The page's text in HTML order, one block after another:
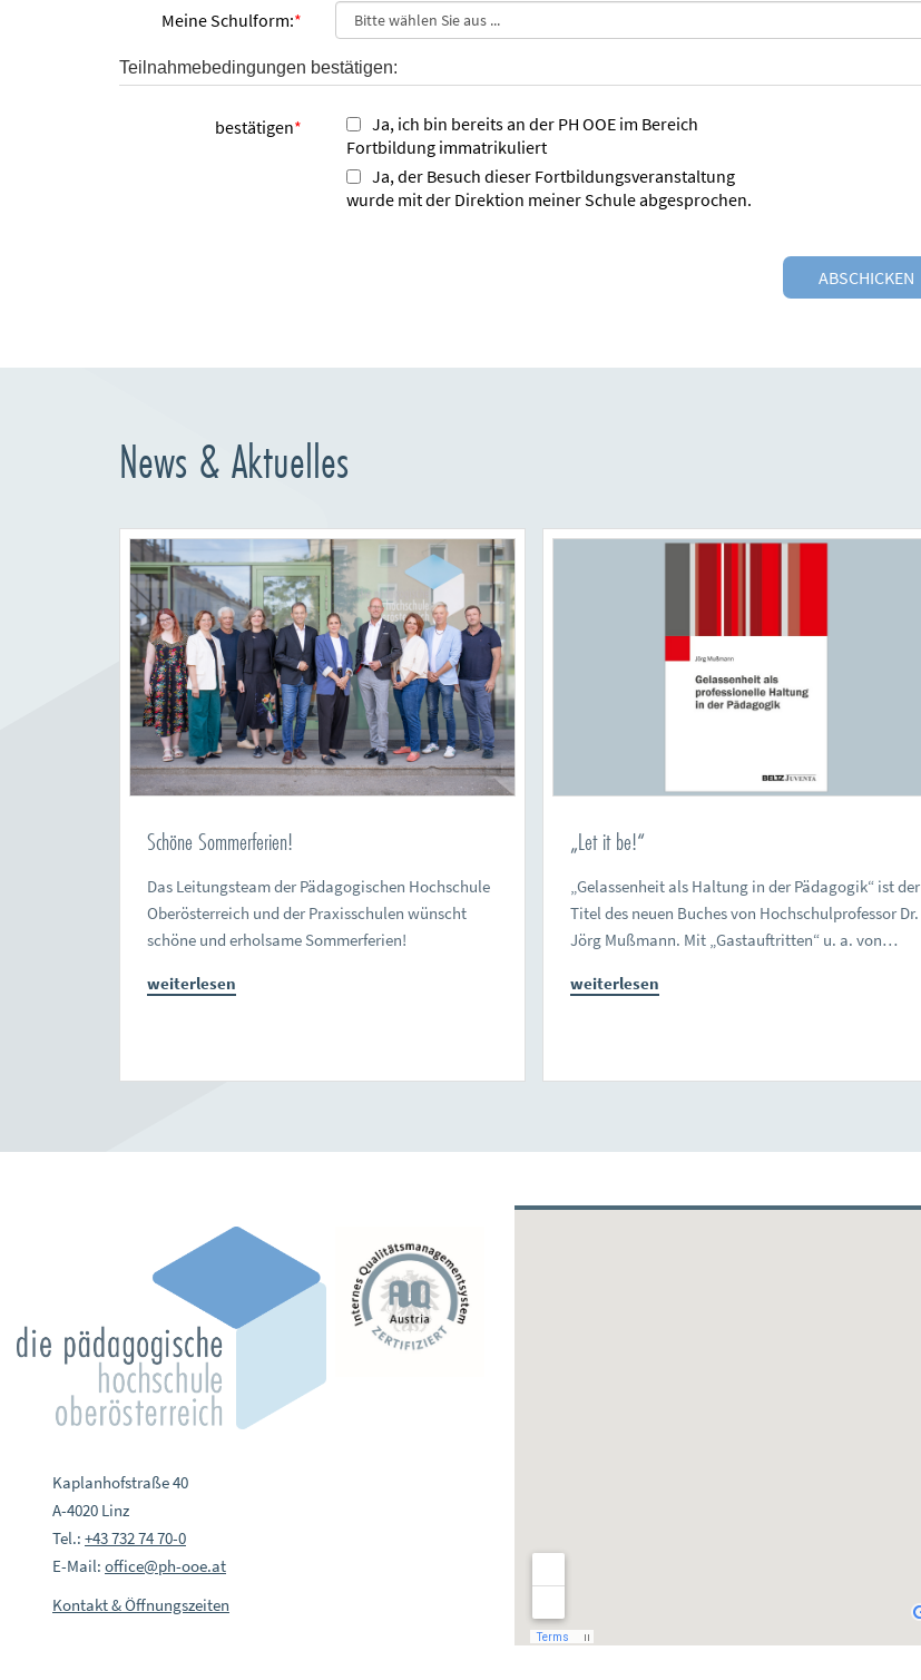
Meine Schulform:*
Teilnahmebedingungen bestätigen:
bestätigen*
Ja, ich bin bereits an der PH OOE im Bereich
Fortbildung immatrikuliert
Ja, der Besuch dieser Fortbildungsveranstaltung
wurde mit der Direktion meiner Schule abgesprochen.
News & Aktuelles
Schöne Sommerferien!
Das Leitungsteam der Pädagogischen Hochschule
Oberösterreich und der Praxisschulen wünscht
schöne und erholsame Sommerferien!
weiterlesen
„Let it be!“
„Gelassenheit als Haltung in der Pädagogik“ ist der
Titel des neuen Buches von Hochschulprofessor Dr.
Jörg Mußmann. Mit „Gastauftritten“ u. a. von…
weiterlesen
Kaplanhofstraße 40
A-4020 Linz
Tel.: +43 732 74 70-0
E-Mail: office@ph-ooe.at
Kontakt & Öffnungszeiten